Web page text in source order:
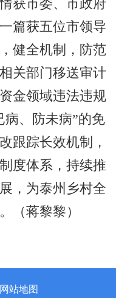
获市委、市政府
篇获五位市领导
健全机制，防范
关部门移送审计
金领域违法违规
病、防未病”的免
跟踪长效机制，
度体系，持续推
，为泰州乡村全
（蒋黎黎）
网站地图